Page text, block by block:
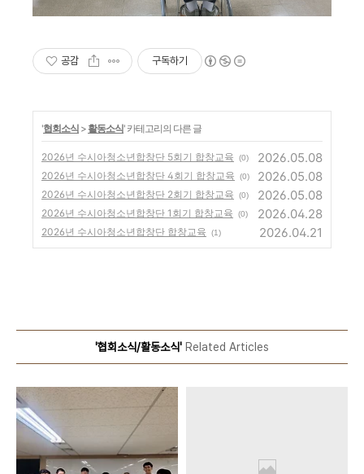
공감 구독하기
'협회소식 > 활동소식' 카테고리의 다른 글
2026년 수시아청소년합창단 5회기 합창교육 (0) 2026.05.08
2026년 수시아청소년합창단 4회기 합창교육 (0) 2026.05.08
2026년 수시아청소년합창단 2회기 합창교육 (0) 2026.05.08
2026년 수시아청소년합창단 1회기 합창교육 (0) 2026.04.28
2026년 수시아청소년합창단 합창교육 (1) 2026.04.21
'협회소식/활동소식' Related Articles